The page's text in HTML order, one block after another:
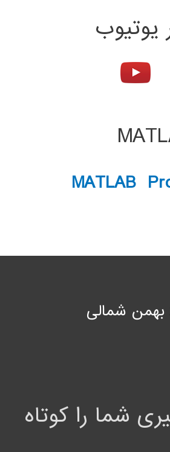
یوتیوب
MATLAB
شما را کوتاه